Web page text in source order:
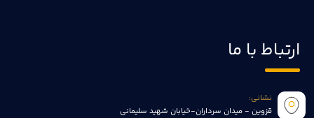
ارتباط با ما
نشانی:
قزوین - میدان سرداران-خیابان شهید سلیمانی